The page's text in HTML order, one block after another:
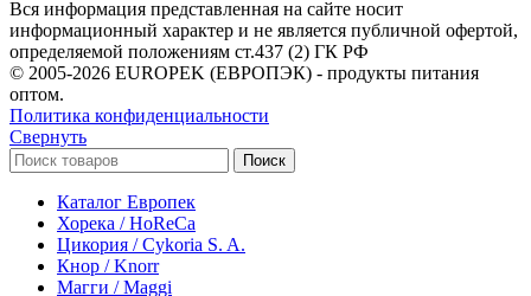
Вся информация представленная на сайте носит
информационный характер и не является публичной офертой,
определяемой положениям ст.437 (2) ГК РФ
© 2005-2026 EUROPEK (ЕВРОПЭК) - продукты питания
оптом.
Политика конфиденциальности
Свернуть
Поиск
Каталог Европек
Хорека / HoReCa
Цикория / Cykoria S. A.
Кнор / Knorr
Магги / Maggi